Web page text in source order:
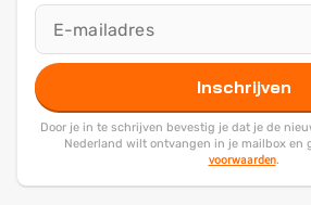
Inschrijven
Door je in te schrijven bevestig je dat je de
Nederland wilt ontvangen in je mailbox en
voorwaarden.